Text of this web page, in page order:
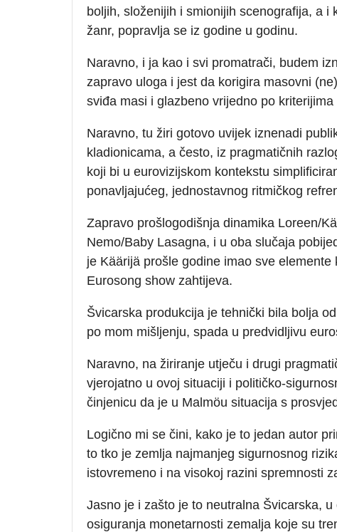
boljih, složenijih i smionijih scenografija, a
žanr, popravlja se iz godine u godinu.
Naravno, i ja kao i svi promatrači, budem
zapravo uloga i jest da korigira masovni
sviđa masi i glazbeno vrijedno po
Naravno, tu žiri gotovo uvijek iznenadi
kladionicama, a često, iz pragmatičnih
koji bi u eurovizijskom kontekstu
ponavljajućeg, jednostavnog ritmičkog
Zapravo prošlogodišnja dinamika Loreen/
Nemo/Baby Lasagna, i u oba slučaja
je Käärijä prošle godine imao sve
Eurosong show zahtijeva.
Švicarska produkcija je tehnički bila bolja
po mom mišljenju, spada u predvidljivu
Naravno, na žiriranje utječu i drugi
vjerojatno u ovoj situaciji i političko-
činjenicu da je u Malmöu situacija s
Logično mi se čini, kako je to jedan autor
to tko je zemlja najmanjeg sigurnosnog
istovremeno i na visokoj razini spremnosti
Jasno je i zašto je to neutralna Švicarska,
osiguranja monetarnosti zemalja koje su